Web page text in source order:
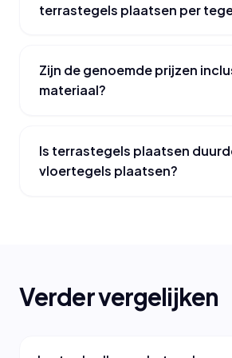
terrastegels plaatsen per
Zijn de genoemde prijzen
materiaal?
Is terrastegels plaatsen
vloertegels plaatsen?
Verder vergelijken